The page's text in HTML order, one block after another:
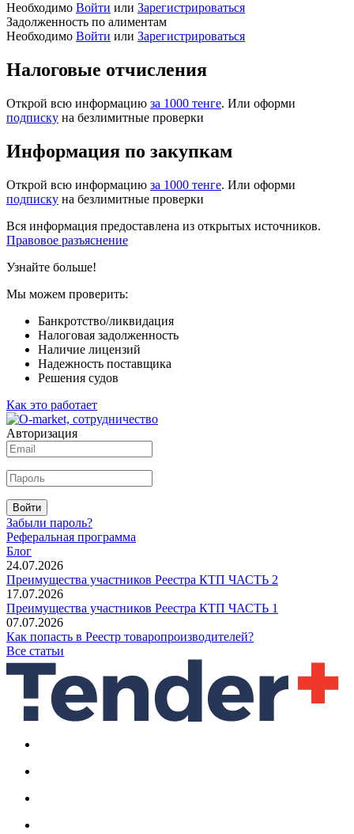
Необходимо Войти или Зарегистрироваться
Задолженность по алиментам
Необходимо Войти или Зарегистрироваться
Налоговые отчисления
Открой всю информацию за 1000 тенге. Или оформи
подписку на безлимитные проверки
Информация по закупкам
Открой всю информацию за 1000 тенге. Или оформи
подписку на безлимитные проверки
Вся информация предоставлена из открытых источников.
Правовое разъяснение
Узнайте больше!
Мы можем проверить:
Банкротство/ликвидация
Налоговая задолженность
Наличие лицензий
Надежность поставщика
Решения судов
Как это работает
Авторизация
Войти
Забыли пароль?
Реферальная программа
Блог
24.07.2026
Преимущества участников Реестра КТП ЧАСТЬ 2
17.07.2026
Преимущества участников Реестра КТП ЧАСТЬ 1
07.07.2026
Как попасть в Реестр товаропроизводителей?
Все статьи